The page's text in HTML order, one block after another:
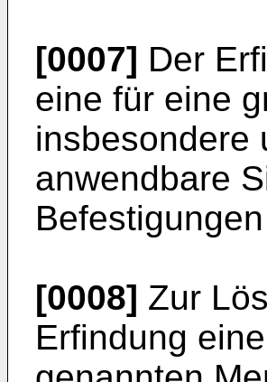
[0007] Der
eine für eine
insbesondere
anwendbare
[0008] Zur
Erfindung